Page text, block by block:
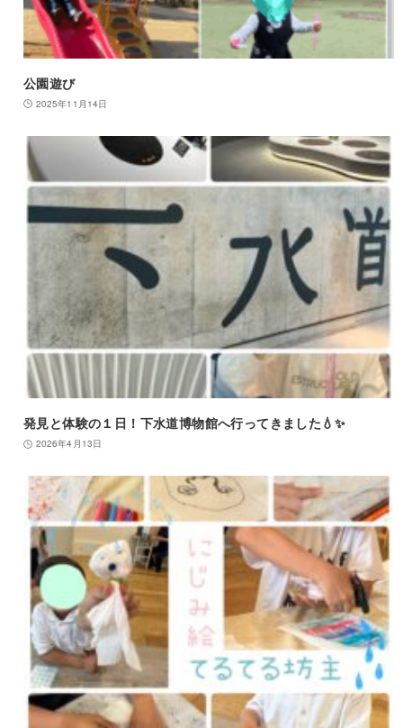
公園遊び
2025年11月14日
発見と体験の１日！下水道博物館へ行ってきました💧✨
2026年4月13日